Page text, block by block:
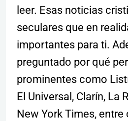
leer. Esas noticias
seculares que en
importantes para ti.
preguntado por qué
prominentes como
El Universal, Clarín, La
New York Times,